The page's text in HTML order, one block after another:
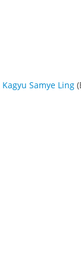
Kagyu Samye Ling